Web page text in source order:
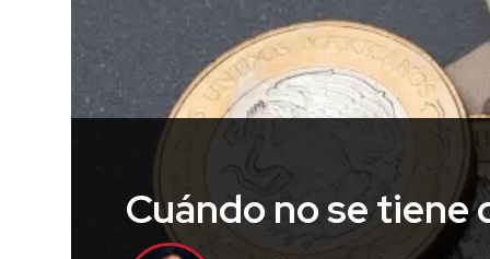
Cuándo no se tiene